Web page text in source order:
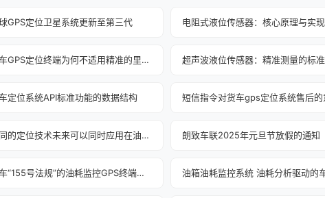
GPS定位卫星系统更新至第三代
货车GPS定位终端为何不适用精准的里程统计工作？ 超声波液位传感器：精准测量的标
定位系统API标准功能的数据结构 短信指令对货车gps定位系统售后的
不同的定位技术未来可以同时应用在油耗监控GPS 朗致车联2025年元旦节放假的通知
货车“155号法规”的油耗监控GPS终端新规则